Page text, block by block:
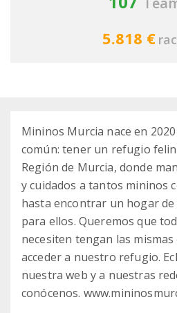
5.818 €
Mininos Murcia nace en
común: tener un refugio
Región de Murcia, donde
y cuidados a tantos mininos
hasta encontrar un hogar
para ellos. Queremos que
necesiten tengan las
acceder a nuestro refugio.
nuestra web y a nuestras
conócenos.